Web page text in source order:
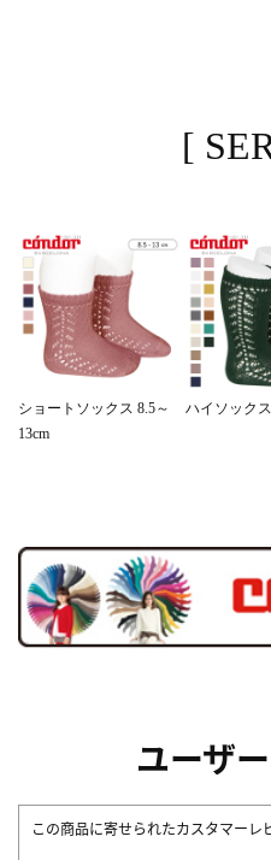
[
ショートソックス 8.5～
13cm
ハイソック
ユーザ
この商品に寄せられたカスタマーレ